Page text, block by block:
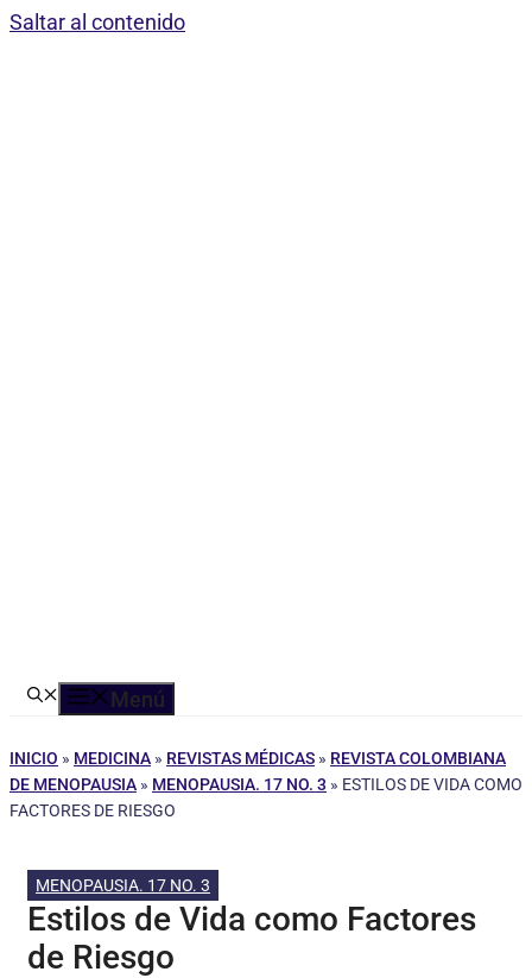
Saltar al contenido
Menú
INICIO » MEDICINA » REVISTAS MÉDICAS » REVISTA COLOMBIANA
DE MENOPAUSIA » MENOPAUSIA. 17 NO. 3 » ESTILOS DE VIDA COMO
FACTORES DE RIESGO
MENOPAUSIA. 17 NO. 3
Estilos de Vida como Factores
de Riesgo